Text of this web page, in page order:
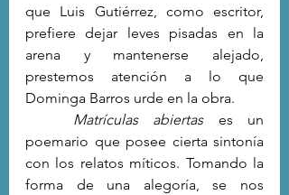
que Luis Gutiérrez, como escritor,
prefiere dejar leves pisadas en la
arena y mantenerse alejado,
prestemos atención a lo que
Dominga Barros urde en la obra.
Matrículas abiertas es un
poemario que posee cierta sintonía
con los relatos míticos. Tomando la
forma de una alegoría, se nos